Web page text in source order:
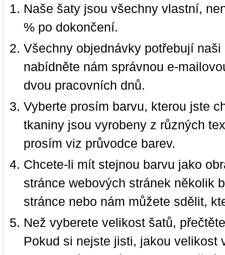
Naše šaty jsou všechny vlastní,
% po dokončení.
Všechny objednávky potřebují
nabídněte nám správnou e-
dvou pracovních dnů.
Vyberte prosím barvu, kterou jste
tkaniny jsou vyrobeny z různých
prosím viz průvodce barev.
Chcete-li mít stejnou barvu jako
stránce webových stránek několik
stránce nebo nám můžete sdělit,
Než vyberete velikost šatů,
Pokud si nejste jisti, jakou velikost